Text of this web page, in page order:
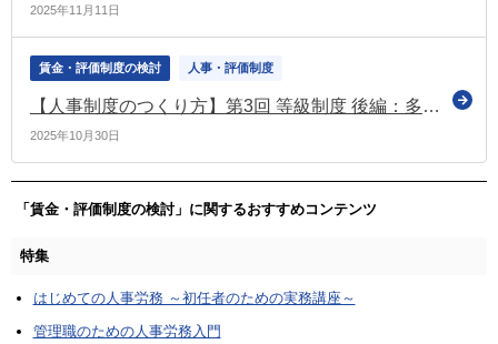
2025年11月11日
賃金・評価制度の検討 人事・評価制度
【人事制度のつくり方】第3回 等級制度 後編：多様な働き方に対応する設計と職務分析
2025年10月30日
「賃金・評価制度の検討」に関するおすすめコンテンツ
特集
はじめての人事労務 ～初任者のための実務講座～
管理職のための人事労務入門